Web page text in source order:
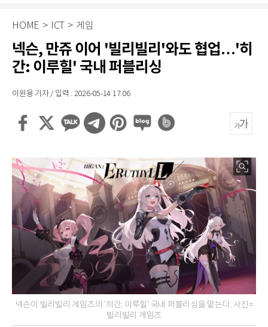
HOME > ICT > 게임
넥슨, 만쥬 이어 '빌리빌리'와도 협업…'히
간: 이루힐' 국내 퍼블리싱
이원용 기자 / 입력 : 2026-05-14 17:06
넥슨이 빌리빌리 게임즈의 '히간: 이루힐' 국내 퍼블리싱을 맡는다. 사진=
빌리빌리 게임즈